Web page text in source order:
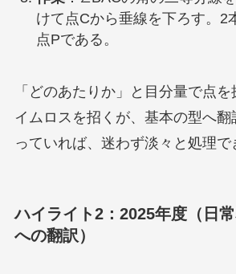
けて点Cから垂線を下ろす。2
点Pである。
「どのあたりか」と目分量で点
イムロスを招くが、基本の型へ
っていれば、迷わず淡々と処理で
ハイライト2：2025年度（日
への翻訳）